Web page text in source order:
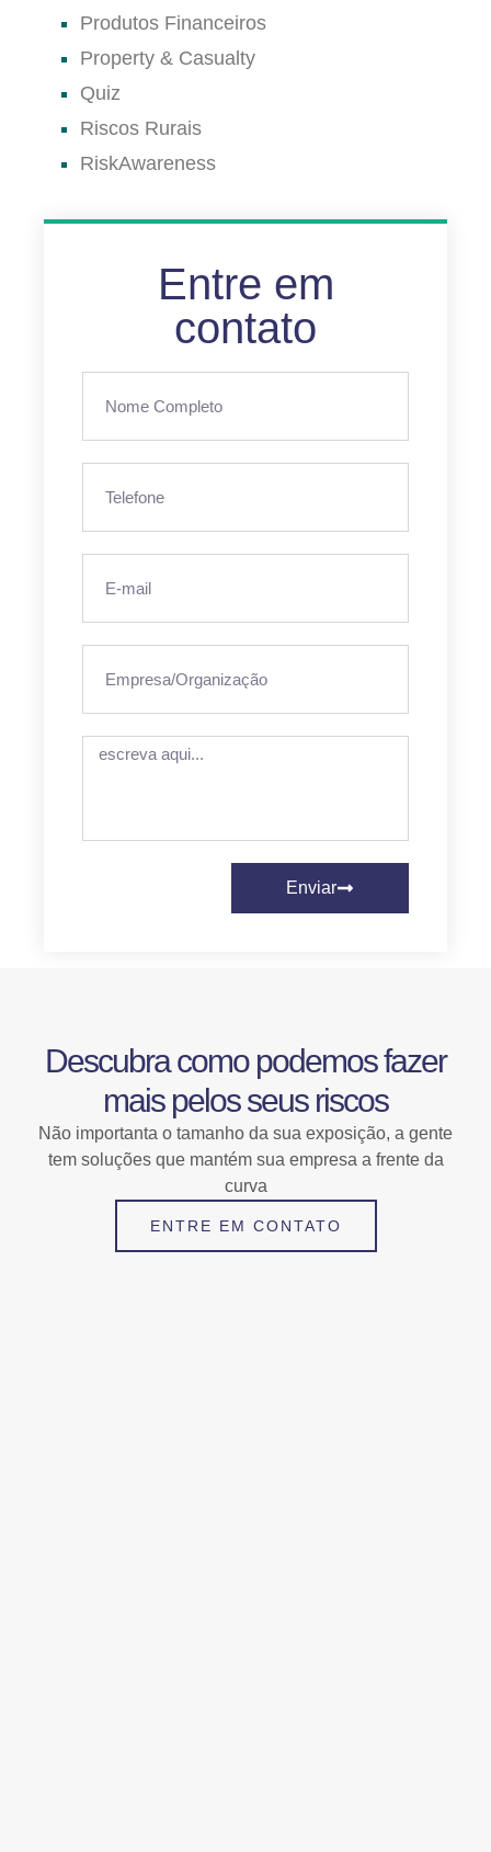
Produtos Financeiros
Property & Casualty
Quiz
Riscos Rurais
RiskAwareness
Entre em
contato
Enviar
Descubra como podemos fazer
mais pelos seus riscos
Não importanta o tamanho da sua exposição, a gente
tem soluções que mantém sua empresa a frente da
curva
ENTRE EM CONTATO